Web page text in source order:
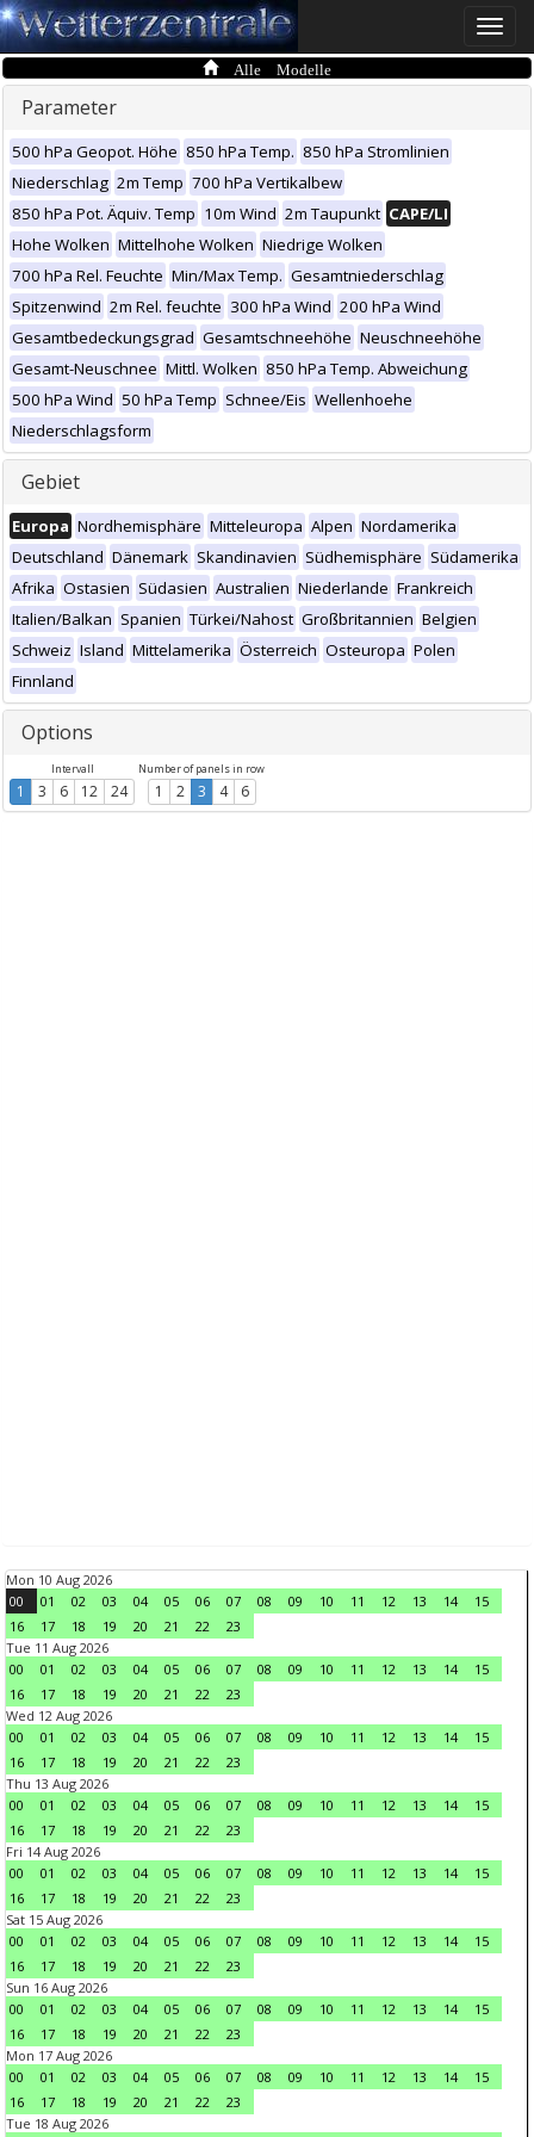
Toggle
Alle Modelle
Parameter
500 hPa Geopot. Höhe 850 hPa Temp. 850 hPa Stromlinien
Niederschlag 2m Temp 700 hPa Vertikalbew
850 hPa Pot. Äquiv. Temp 10m Wind 2m Taupunkt CAPE/LI
Hohe Wolken Mittelhohe Wolken Niedrige Wolken
700 hPa Rel. Feuchte Min/Max Temp. Gesamtniederschlag
Spitzenwind 2m Rel. feuchte 300 hPa Wind 200 hPa Wind
Gesamtbedeckungsgrad Gesamtschneehöhe Neuschneehöhe
Gesamt-Neuschnee Mittl. Wolken 850 hPa Temp. Abweichung
500 hPa Wind 50 hPa Temp Schnee/Eis Wellenhoehe
Niederschlagsform
Gebiet
Europa Nordhemisphäre Mitteleuropa Alpen Nordamerika
Deutschland Dänemark Skandinavien Südhemisphäre Südamerika
Afrika Ostasien Südasien Australien Niederlande Frankreich
Italien/Balkan Spanien Türkei/Nahost Großbritannien Belgien
Schweiz Island Mittelamerika Österreich Osteuropa Polen
Finnland
Options
Intervall
1 3 6 12 24
Number of panels in row
1 2 3 4 6
Mon 10 Aug 2026
00
01 02 03 04 05 06 07 08 09 10 11 12 13 14
15
16
17 18 19 20 21 22
23
Tue 11 Aug 2026
00
01 02 03 04 05 06 07 08 09 10 11 12 13 14
15
16
17 18 19 20 21 22
23
Wed 12 Aug 2026
00
01 02 03 04 05 06 07 08 09 10 11 12 13 14
15
16
17 18 19 20 21 22
23
Thu 13 Aug 2026
00
01 02 03 04 05 06 07 08 09 10 11 12 13 14
15
16
17 18 19 20 21 22
23
Fri 14 Aug 2026
00
01 02 03 04 05 06 07 08 09 10 11 12 13 14
15
16
17 18 19 20 21 22
23
Sat 15 Aug 2026
00
01 02 03 04 05 06 07 08 09 10 11 12 13 14
15
16
17 18 19 20 21 22
23
Sun 16 Aug 2026
00
01 02 03 04 05 06 07 08 09 10 11 12 13 14
15
16
17 18 19 20 21 22
23
Mon 17 Aug 2026
00
01 02 03 04 05 06 07 08 09 10 11 12 13 14
15
16
17 18 19 20 21 22
23
Tue 18 Aug 2026